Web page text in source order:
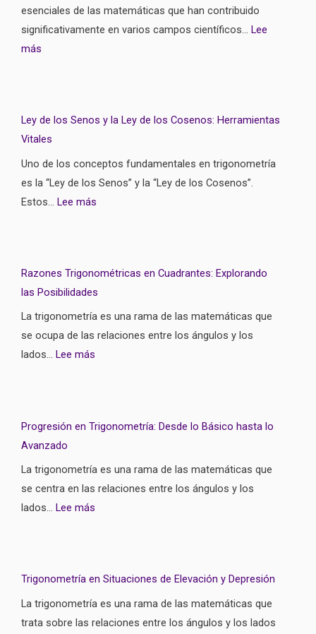
esenciales de las matemáticas que han contribuido
significativamente en varios campos científicos… Lee
más
Ley de los Senos y la Ley de los Cosenos: Herramientas
Vitales
Uno de los conceptos fundamentales en trigonometría
es la “Ley de los Senos” y la “Ley de los Cosenos”.
Estos… Lee más
Razones Trigonométricas en Cuadrantes: Explorando
las Posibilidades
La trigonometría es una rama de las matemáticas que
se ocupa de las relaciones entre los ángulos y los
lados… Lee más
Progresión en Trigonometría: Desde lo Básico hasta lo
Avanzado
La trigonometría es una rama de las matemáticas que
se centra en las relaciones entre los ángulos y los
lados… Lee más
Trigonometría en Situaciones de Elevación y Depresión
La trigonometría es una rama de las matemáticas que
trata sobre las relaciones entre los ángulos y los lados